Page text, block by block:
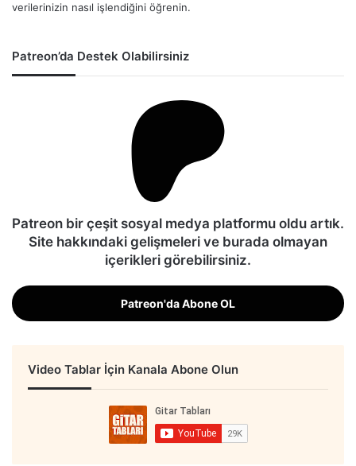
verilerinizin nasıl işlendiğini öğrenin.
Patreon’da Destek Olabilirsiniz
Patreon bir çeşit sosyal medya platformu oldu artık.
Site hakkındaki gelişmeleri ve burada olmayan
içerikleri görebilirsiniz.
Patreon'da Abone OL
Video Tablar İçin Kanala Abone Olun